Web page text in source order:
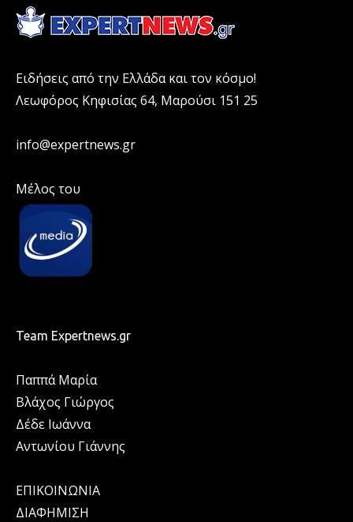
Ειδήσεις από την Ελλάδα και τον κόσμο!
Λεωφόρος Κηφισίας 64, Μαρούσι 151 25
info@expertnews.gr
Μέλος του
Team Expertnews.gr
Παππά Μαρία
Βλάχος Γιώργος
Δέδε Ιωάννα
Αντωνίου Γιάννης
ΕΠΙΚΟΙΝΩΝΙΑ
ΔΙΑΦΗΜΙΣΗ